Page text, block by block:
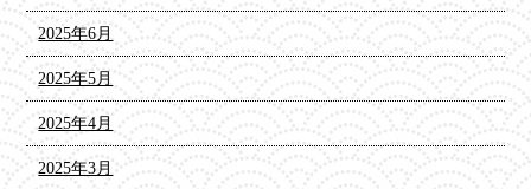
2025年6月
2025年5月
2025年4月
2025年3月